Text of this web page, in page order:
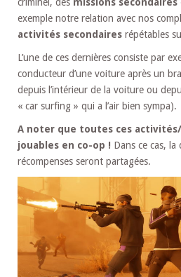
exemple notre relation avec nos
activités secondaires répétables
L’une de ces dernières consiste par
conducteur d’une voiture après un
depuis l’intérieur de la voiture ou
« car surfing » qui a l’air bien sympa).
A noter que toutes ces
jouables en co-op ! Dans ce cas,
récompenses seront partagées.